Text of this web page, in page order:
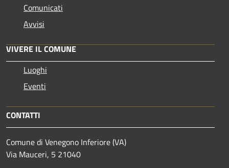
Comunicati
Avvisi
VIVERE IL COMUNE
Luoghi
Eventi
CONTATTI
Comune di Venegono Inferiore (VA)
Via Mauceri, 5 21040